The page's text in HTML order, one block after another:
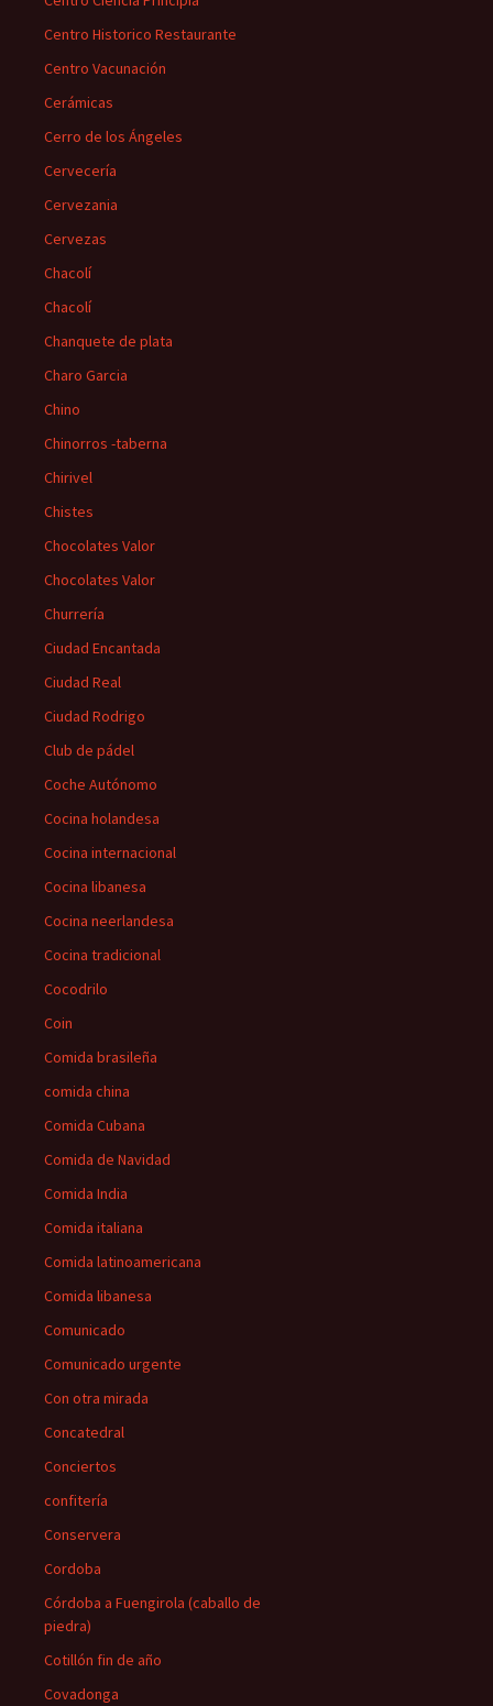
Centro Historico Restaurante
Centro Vacunación
Cerámicas
Cerro de los Ángeles
Cervecería
Cervezania
Cervezas
Chacolí
Chacolí
Chanquete de plata
Charo Garcia
Chino
Chinorros -taberna
Chirivel
Chistes
Chocolates Valor
Chocolates Valor
Churrería
Ciudad Encantada
Ciudad Real
Ciudad Rodrigo
Club de pádel
Coche Autónomo
Cocina holandesa
Cocina internacional
Cocina libanesa
Cocina neerlandesa
Cocina tradicional
Cocodrilo
Coin
Comida brasileña
comida china
Comida Cubana
Comida de Navidad
Comida India
Comida italiana
Comida latinoamericana
Comida libanesa
Comunicado
Comunicado urgente
Con otra mirada
Concatedral
Conciertos
confitería
Conservera
Cordoba
Córdoba a Fuengirola (caballo de
piedra)
Cotillón fin de año
Covadonga